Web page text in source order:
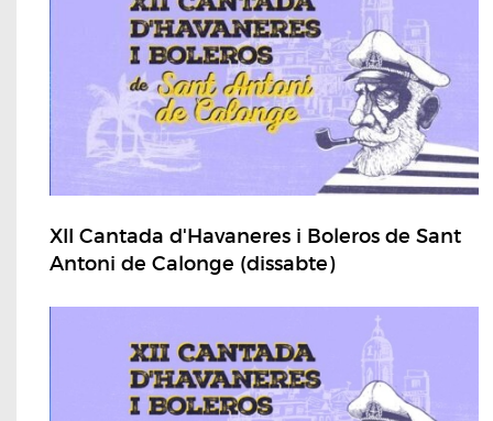
XII Cantada d'Havaneres i Boleros de Sant
Antoni de Calonge (dissabte)